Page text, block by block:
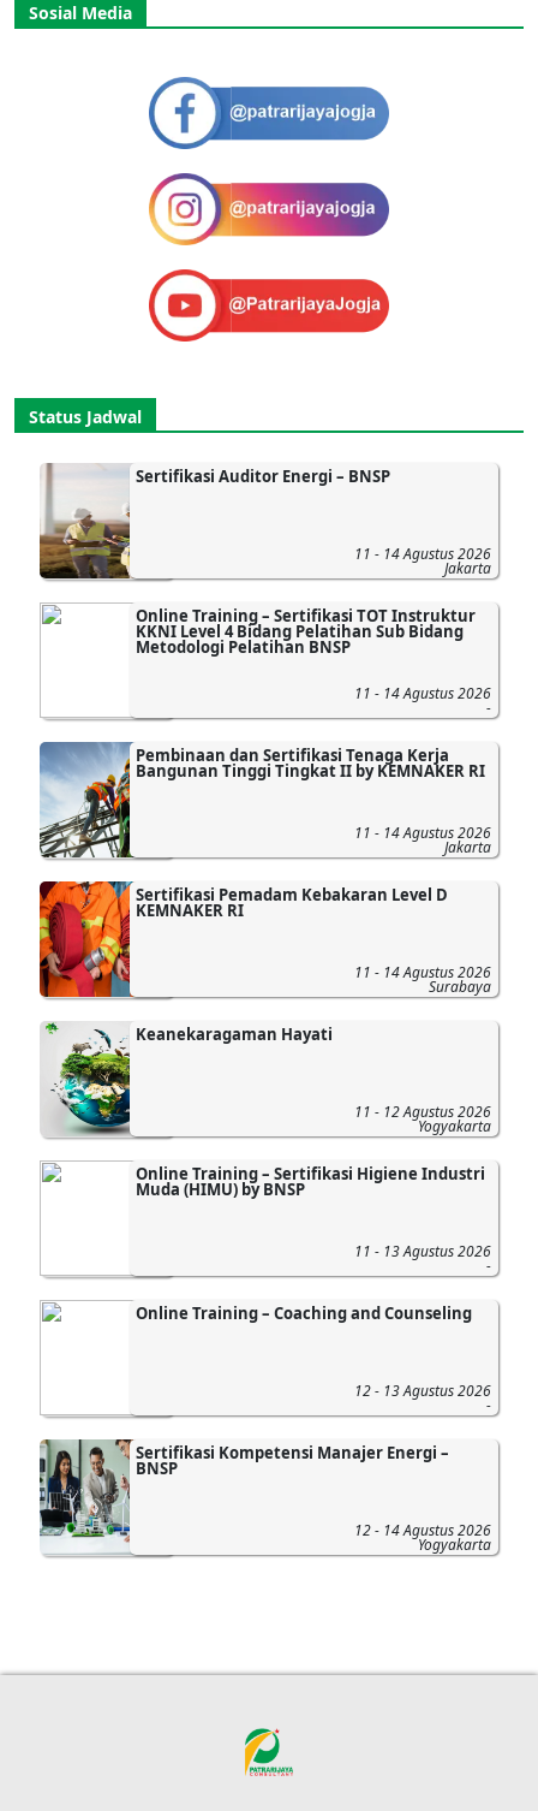
Sosial Media
Status Jadwal
Sertifikasi Auditor Energi – BNSP
11 - 14 Agustus 2026
Jakarta
Online Training – Sertifikasi TOT Instruktur
KKNI Level 4 Bidang Pelatihan Sub Bidang
Metodologi Pelatihan BNSP
11 - 14 Agustus 2026
-
Pembinaan dan Sertifikasi Tenaga Kerja
Bangunan Tinggi Tingkat II by KEMNAKER RI
11 - 14 Agustus 2026
Jakarta
Sertifikasi Pemadam Kebakaran Level D
KEMNAKER RI
11 - 14 Agustus 2026
Surabaya
Keanekaragaman Hayati
11 - 12 Agustus 2026
Yogyakarta
Online Training – Sertifikasi Higiene Industri
Muda (HIMU) by BNSP
11 - 13 Agustus 2026
-
Online Training – Coaching and Counseling
12 - 13 Agustus 2026
-
Sertifikasi Kompetensi Manajer Energi –
BNSP
12 - 14 Agustus 2026
Yogyakarta